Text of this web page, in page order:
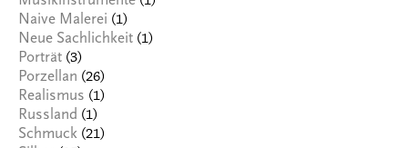
Naive Malerei (1)
Neue Sachlichkeit (1)
Porträt (3)
Porzellan (26)
Realismus (1)
Russland (1)
Schmuck (21)